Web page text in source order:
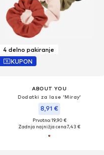
4 delno pakiranje
KUPON
ABOUT YOU
Dodatki za lase 'Miray'
8,91 €
Prvotno: 19,90 €
Zadnja najnižja cena7,43 €